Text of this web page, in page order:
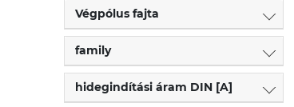
Végpólus fajta
family
hidegindítási áram DIN [A]